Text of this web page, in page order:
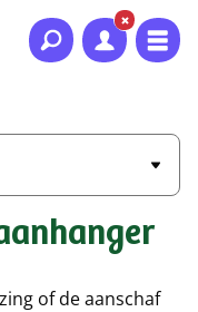
of de aanschaf